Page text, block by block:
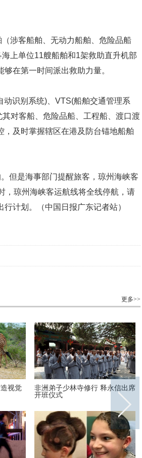
涉客船舶、无动力船舶、危险品船
上单位11艘船舶和1架救助直升机部
在第一时间派出救助力量。
识别系统)、VTS(船舶交通管理系
对客船、危险品船、工程船、渡口渡
及时掌握辖区在港及防台锚地船舶
但是海事部门提醒旅客，琼州海峡客
，琼州海峡客运航线将全线停航，请
计划。（中国日报广东记者站）
更多>>
监狱
丹麦小猫拥有奇异大眼 睡觉时仍
半睁